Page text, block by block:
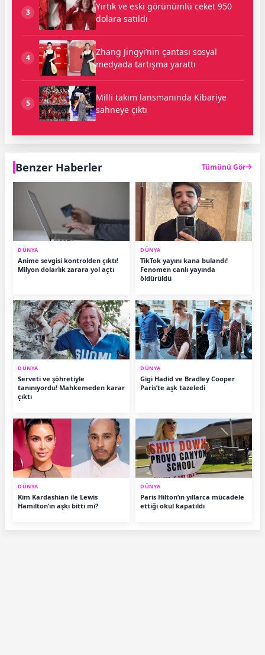
3
Yırtık ve eski görünümlü ceket 950
dolara satıldı
4
Zhang Jingyi’nin çantası sosyal
medyada tartışma yarattı
5
Milli takım lansmanında Kibariye
sahneye çıktı
Benzer Haberler Tümünü Gör
DÜNYA
Anime sevgisi kontrolden çıktı!
Milyon dolarlık zarara yol açtı
DÜNYA
TikTok yayını kana bulandı!
Fenomen canlı yayında
öldürüldü
DÜNYA
Serveti ve şöhretiyle
tanınıyordu! Mahkemeden karar
çıktı
DÜNYA
Gigi Hadid ve Bradley Cooper
Paris’te aşk tazeledi
DÜNYA
Kim Kardashian ile Lewis
Hamilton’ın aşkı bitti mi?
DÜNYA
Paris Hilton’ın yıllarca mücadele
ettiği okul kapatıldı